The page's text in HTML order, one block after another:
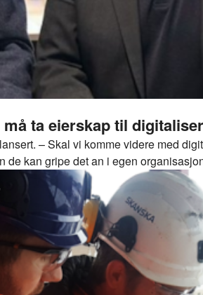
2.0: – Ledere må ta eierskap til
– Skal vi komme videre med
de kan gripe det an i egen
adm. dir. i BNL.